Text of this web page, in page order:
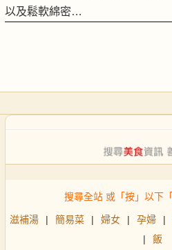
以及鬆軟綿密…
搜尋全站 或「按」以下
滋補湯 | 簡易菜 | 婦女 | 孕婦 |
|
飯